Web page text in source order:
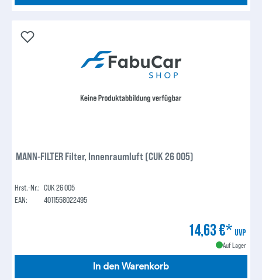
MANN-FILTER Filter, Innenraumluft (CUK 26 005)
Hrst.-Nr.: CUK 26 005
EAN:
4011558022495
14,63 €* UVP
Auf Lager
In den Warenkorb